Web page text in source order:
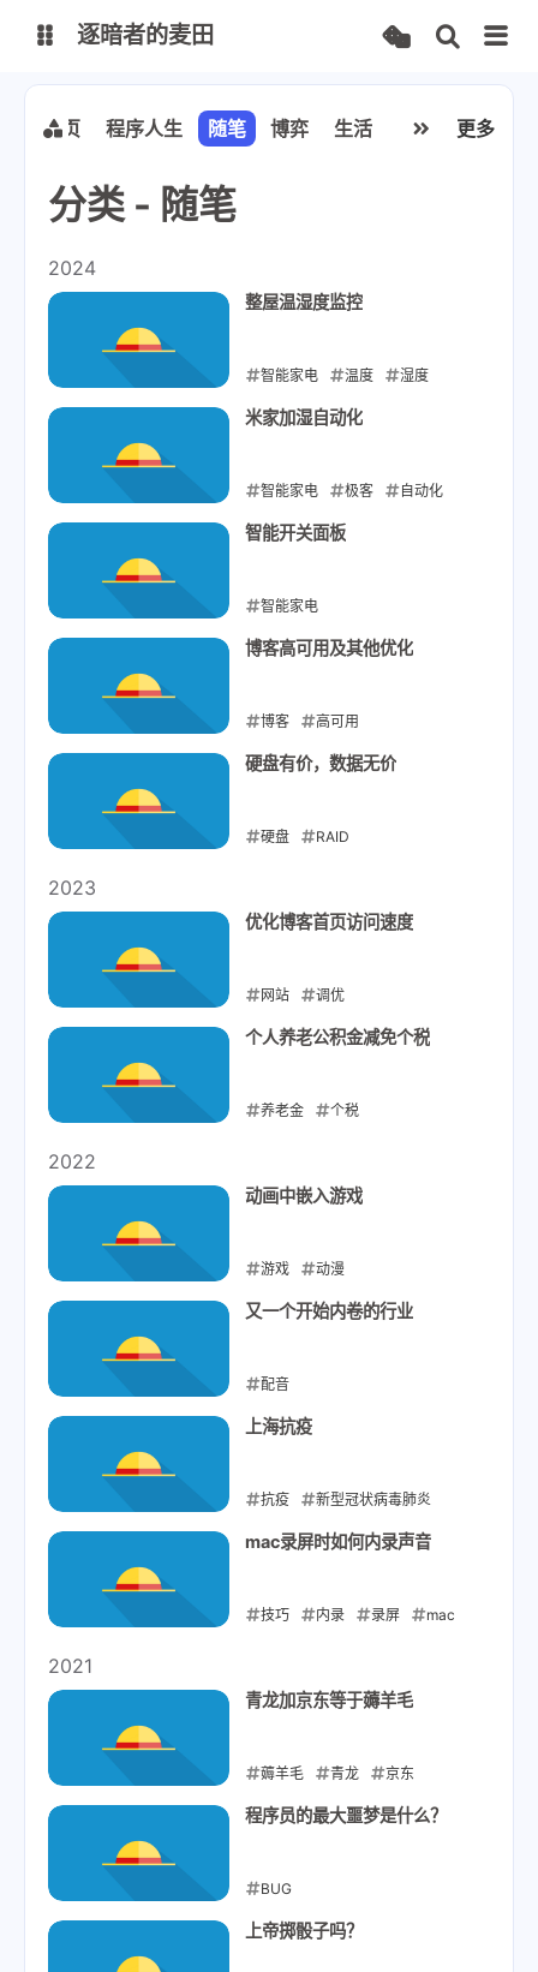
博客
服务监控
逐暗者的麦田
首页 程序人生 随笔 博弈 生活 游戏 读书
更多
分类 - 随笔
2024
整屋温湿度监控
智能家电 温度 湿度
2024-12-11
米家加湿自动化
智能家电 极客 自动化
2024-12-07
智能开关面板
智能家电
2024-12-03
博客高可用及其他优化
博客 高可用
2024-11-11
硬盘有价，数据无价
硬盘 RAID
2023
优化博客首页访问速度
网站 调优
2023-08-07
个人养老公积金减免个税
养老金 个税
2022
动画中嵌入游戏
游戏 动漫
2022-08-19
又一个开始内卷的行业
配音
2022-08-17
上海抗疫
抗疫 新型冠状病毒肺炎
2022-03-28
mac录屏时如何内录声音
技巧 内录 录屏 mac
2021
青龙加京东等于薅羊毛
薅羊毛 青龙 京东
2021-11-05
程序员的最大噩梦是什么？
BUG
2021-10-26
上帝掷骰子吗？